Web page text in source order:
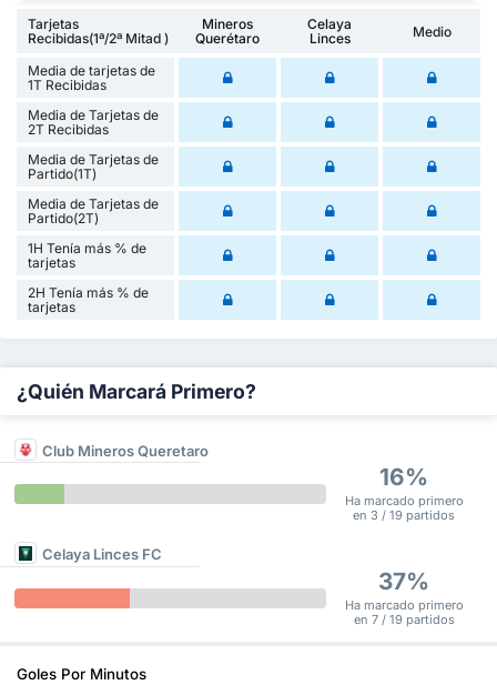
Tarjetas
Recibidas(1ª/2ª Mitad )
Mineros
Querétaro
Celaya
Linces
Medio
Media de tarjetas de
1T Recibidas
Media de Tarjetas de
2T Recibidas
Media de Tarjetas de
Partido(1T)
Media de Tarjetas de
Partido(2T)
1H Tenía más % de
tarjetas
2H Tenía más % de
tarjetas
¿Quién Marcará Primero?
Club Mineros Queretaro
16%
Ha marcado primero
en 3 / 19 partidos
Celaya Linces FC
37%
Ha marcado primero
en 7 / 19 partidos
Goles Por Minutos